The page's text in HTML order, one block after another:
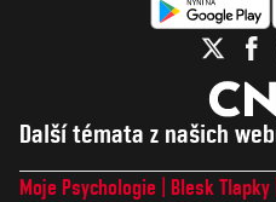
Další témata z našich
Moje Psychologie Blesk Tlapky